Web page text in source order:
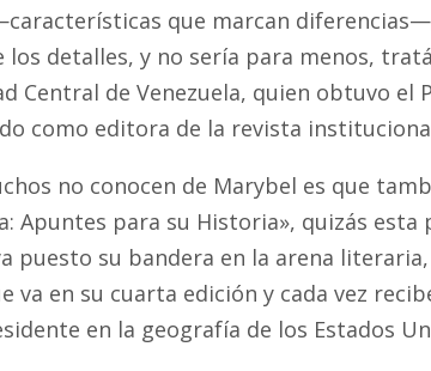
que marcan
los detalles, y no sería para menos,
Central de Venezuela, quien obtuvo
como editora de la revista
no conocen de Marybel es que
Apuntes para su Historia», quizás
puesto su bandera en la arena
va en su cuarta edición y cada vez
en la geografía de los Estados